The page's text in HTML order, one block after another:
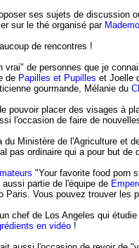
ses sujets de discussion
sur le thé organisé par
de rencontres !
vrai" de personnes que je
de Papilles et Pupilles et Joelle
gourmande, Mélanie du
pouvoir placer des visages à
l'occasion de faire de
du Ministère de l'Agriculture et
pas ordinaire qui a pour but de
"Your favorite food porn
partie de l'équipe de
Paris. Vous pouvez trouver les
chef de Los Angeles qui
en vidéo !